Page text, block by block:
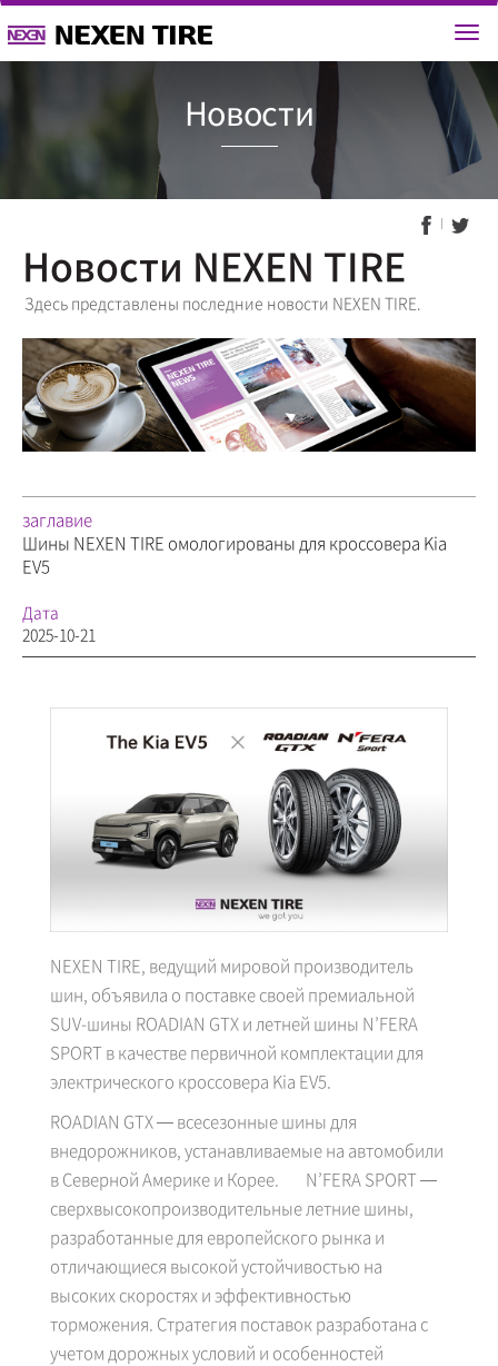
Новости NEXEN TIRE
Здесь представлены последние новости NEXEN TIRE.
заглавие
Шины NEXEN TIRE омологированы для кроссовера Kia
EV5
Дата
2025-10-21
NEXEN TIRE, ведущий мировой производитель
шин, объявила о поставке своей премиальной
SUV-шины ROADIAN GTX и летней шины N’FERA
SPORT в качестве первичной комплектации для
электрического кроссовера Kia EV5.
ROADIAN GTX — всесезонные шины для
внедорожников, устанавливаемые на автомобили
в Северной Америке и Корее. N’FERA SPORT —
сверхвысокопроизводительные летние шины,
разработанные для европейского рынка и
отличающиеся высокой устойчивостью на
высоких скоростях и эффективностью
торможения. Стратегия поставок разработана с
учетом дорожных условий и особенностей